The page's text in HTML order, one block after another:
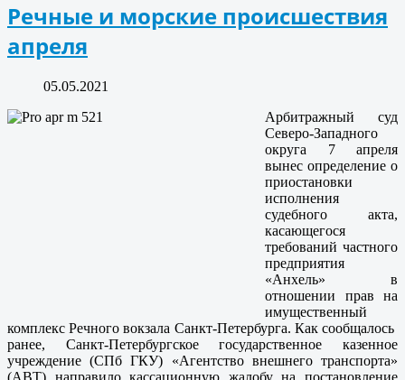
Речные и морские происшествия
апреля
05.05.2021
Арбитражный суд
Северо-Западного
округа 7 апреля
вынес определение о
приостановки
исполнения
судебного акта,
касающегося
требований частного
предприятия
«Анхель» в
отношении прав на
имущественный
комплекс Речного вокзала Санкт-Петербурга. Как сообщалось
ранее, Санкт-Петербургское государственное казенное
учреждение (СПб ГКУ) «Агентство внешнего транспорта»